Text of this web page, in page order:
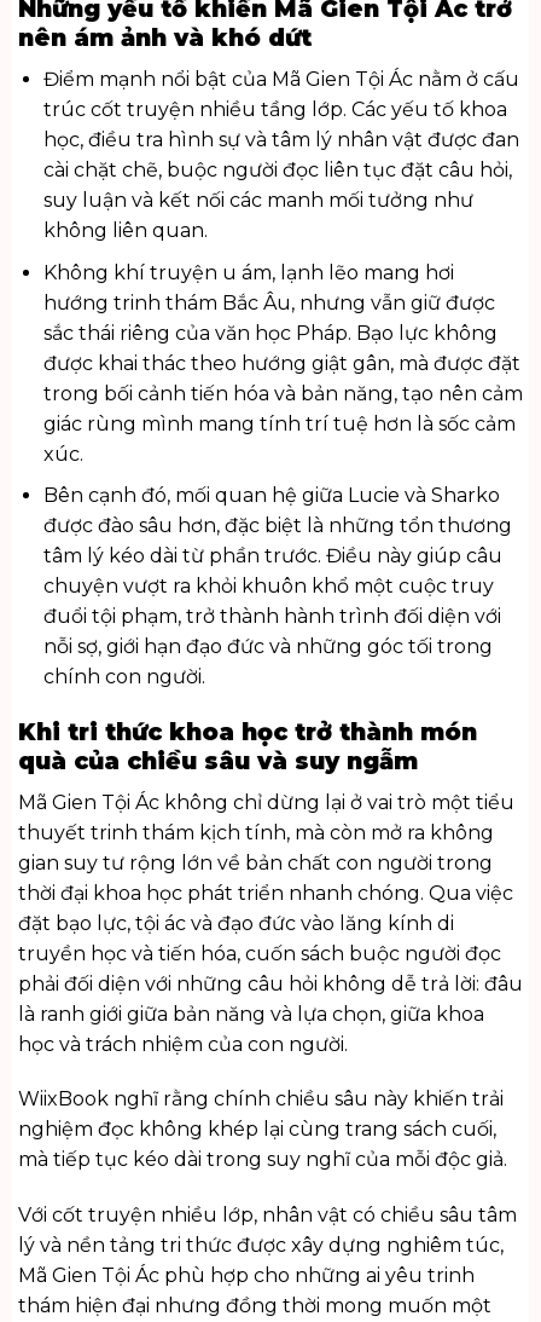
Những yếu tố khiến Mã Gien Tội Ác trở
nên ám ảnh và khó dứt
Điểm mạnh nổi bật của Mã Gien Tội Ác nằm ở cấu
trúc cốt truyện nhiều tầng lớp. Các yếu tố khoa
học, điều tra hình sự và tâm lý nhân vật được đan
cài chặt chẽ, buộc người đọc liên tục đặt câu hỏi,
suy luận và kết nối các manh mối tưởng như
không liên quan.
Không khí truyện u ám, lạnh lẽo mang hơi
hướng trinh thám Bắc Âu, nhưng vẫn giữ được
sắc thái riêng của văn học Pháp. Bạo lực không
được khai thác theo hướng giật gân, mà được đặt
trong bối cảnh tiến hóa và bản năng, tạo nên cảm
giác rùng mình mang tính trí tuệ hơn là sốc cảm
xúc.
Bên cạnh đó, mối quan hệ giữa Lucie và Sharko
được đào sâu hơn, đặc biệt là những tổn thương
tâm lý kéo dài từ phần trước. Điều này giúp câu
chuyện vượt ra khỏi khuôn khổ một cuộc truy
đuổi tội phạm, trở thành hành trình đối diện với
nỗi sợ, giới hạn đạo đức và những góc tối trong
chính con người.
Khi tri thức khoa học trở thành món
quà của chiều sâu và suy ngẫm
Mã Gien Tội Ác không chỉ dừng lại ở vai trò một tiểu
thuyết trinh thám kịch tính, mà còn mở ra không
gian suy tư rộng lớn về bản chất con người trong
thời đại khoa học phát triển nhanh chóng. Qua việc
đặt bạo lực, tội ác và đạo đức vào lăng kính di
truyền học và tiến hóa, cuốn sách buộc người đọc
phải đối diện với những câu hỏi không dễ trả lời: đâu
là ranh giới giữa bản năng và lựa chọn, giữa khoa
học và trách nhiệm của con người.
WiixBooknghĩ rằng chính chiều sâu này khiến trải
nghiệm đọc không khép lại cùng trang sách cuối,
mà tiếp tục kéo dài trong suy nghĩ của mỗi độc giả.
Với cốt truyện nhiều lớp, nhân vật có chiều sâu tâm
lý và nền tảng tri thức được xây dựng nghiêm túc,
Mã Gien Tội Ác phù hợp cho những ai yêu trinh
thám hiện đại nhưng đồng thời mong muốn một